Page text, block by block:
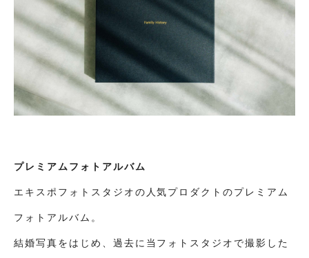
プレミアムフォトアルバム
エキスポフォトスタジオの人気プロダクトのプレミアム
フォトアルバム。
結婚写真をはじめ、過去に当フォトスタジオで撮影した